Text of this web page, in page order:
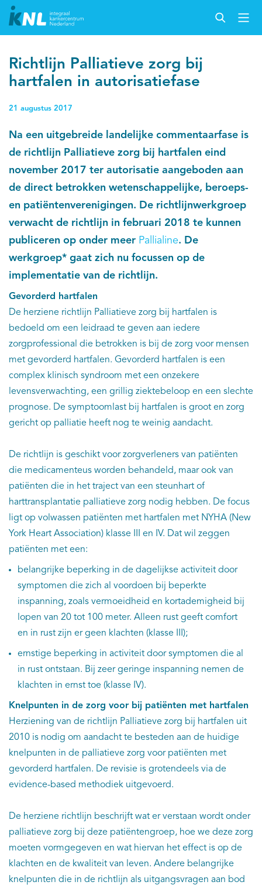
Richtlijn Palliatieve zorg bij
hartfalen in autorisatiefase
21 augustus 2017
Na een uitgebreide landelijke commentaarfase is
de richtlijn Palliatieve zorg bij hartfalen eind
november 2017 ter autorisatie aangeboden aan
de direct betrokken wetenschappelijke, beroeps-
en patiëntenverenigingen. De richtlijnwerkgroep
verwacht de richtlijn in februari 2018 te kunnen
publiceren op onder meer Pallialine. De
werkgroep* gaat zich nu focussen op de
implementatie van de richtlijn.
Gevorderd hartfalen
De herziene richtlijn Palliatieve zorg bij hartfalen is
bedoeld om een leidraad te geven aan iedere
zorgprofessional die betrokken is bij de zorg voor mensen
met gevorderd hartfalen. Gevorderd hartfalen is een
complex klinisch syndroom met een onzekere
levensverwachting, een grillig ziektebeloop en een slechte
prognose. De symptoomlast bij hartfalen is groot en zorg
gericht op palliatie heeft nog te weinig aandacht.
De richtlijn is geschikt voor zorgverleners van patiënten
die medicamenteus worden behandeld, maar ook van
patiënten die in het traject van een steunhart of
harttransplantatie palliatieve zorg nodig hebben. De focus
ligt op volwassen patiënten met hartfalen met NYHA (New
York Heart Association) klasse III en IV. Dat wil zeggen
patiënten met een:
belangrijke beperking in de dagelijkse activiteit door
symptomen die zich al voordoen bij beperkte
inspanning, zoals vermoeidheid en kortademigheid bij
lopen van 20 tot 100 meter. Alleen rust geeft comfort
en in rust zijn er geen klachten (klasse III);
ernstige beperking in activiteit door symptomen die al
in rust ontstaan. Bij zeer geringe inspanning nemen de
klachten in ernst toe (klasse IV).
Knelpunten in de zorg voor bij patiënten met hartfalen
Herziening van de richtlijn Palliatieve zorg bij hartfalen uit
2010 is nodig om aandacht te besteden aan de huidige
knelpunten in de palliatieve zorg voor patiënten met
gevorderd hartfalen. De revisie is grotendeels via de
evidence-based methodiek uitgevoerd.
De herziene richtlijn beschrijft wat er verstaan wordt onder
palliatieve zorg bij deze patiëntengroep, hoe we deze zorg
moeten vormgegeven en wat hiervan het effect is op de
klachten en de kwaliteit van leven. Andere belangrijke
knelpunten die in de richtlijn als uitgangsvragen aan bod